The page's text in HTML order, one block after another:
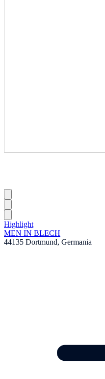
Highlight
MEN IN BLECH
44135 Dortmund, Germania